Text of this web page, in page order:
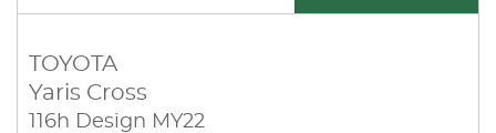
TOYOTA
Yaris Cross
116h Design MY22